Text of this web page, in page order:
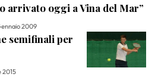
arrivato oggi a Vina del Mar”
2009
semifinali per
2015